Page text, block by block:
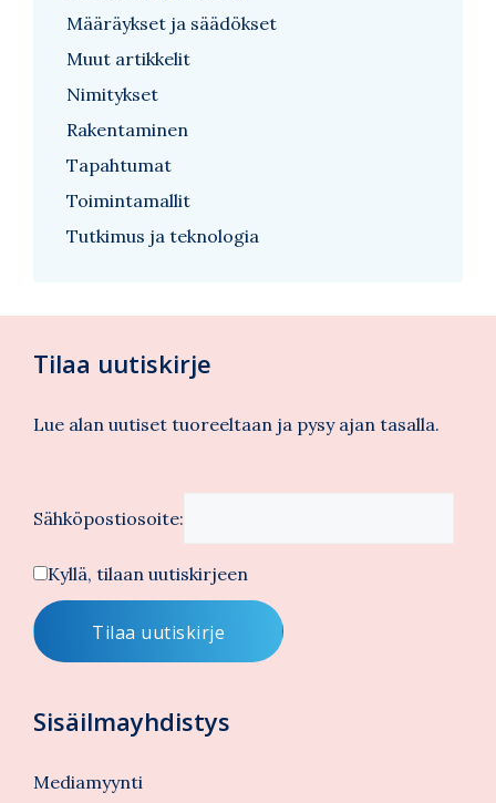
Määräykset ja säädökset
Muut artikkelit
Nimitykset
Rakentaminen
Tapahtumat
Toimintamallit
Tutkimus ja teknologia
Tilaa uutiskirje
Lue alan uutiset tuoreeltaan ja pysy ajan tasalla.
Sähköpostiosoite:
Kyllä, tilaan uutiskirjeen
Sisäilmayhdistys
Mediamyynti